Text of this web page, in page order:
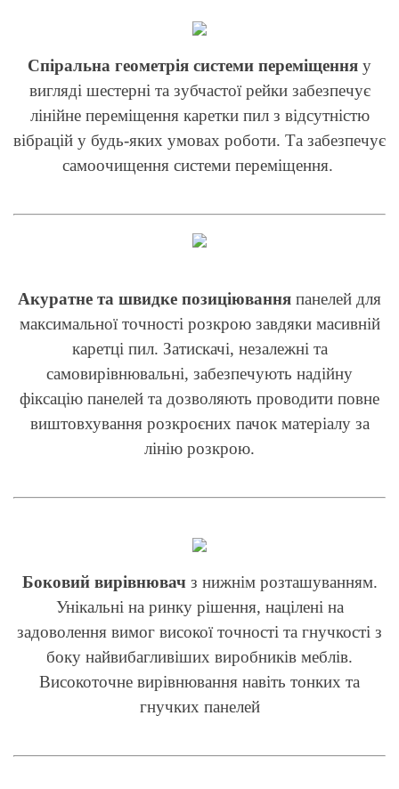
Спіральна геометрія системи переміщення у
вигляді шестерні та зубчастої рейки забезпечує
лінійне переміщення каретки пил з відсутністю
вібрацій у будь-яких умовах роботи. Та забезпечує
самоочищення системи переміщення.
Акуратне та швидке позиціювання панелей для
максимальної точності розкрою завдяки масивній
каретці пил. Затискачі, незалежні та
самовирівнювальні, забезпечують надійну
фіксацію панелей та дозволяють проводити повне
виштовхування розкроєних пачок матеріалу за
лінію розкрою.
Боковий вирівнювачз нижнім розташуванням.
Унікальні на ринку рішення, націлені на
задоволення вимог високої точності та гнучкості з
боку найвибагливіших виробників меблів.
Високоточне вирівнювання навіть тонких та
гнучких панелей